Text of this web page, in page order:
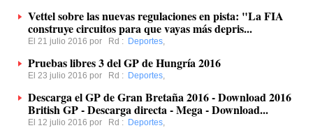
Vettel sobre las nuevas regulaciones en pista: "La FIA
construye circuitos para que vayas más depris...
El 21 julio 2016 por Rd : Deportes,
Pruebas libres 3 del GP de Hungría 2016
El 23 julio 2016 por Rd : Deportes,
Descarga el GP de Gran Bretaña 2016 - Download 2016
British GP - Descarga directa - Mega - Download...
El 12 julio 2016 por Rd : Deportes,